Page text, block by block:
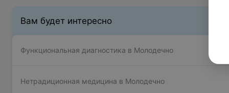
Вам будет интересно
Функциональная диагностика в Молодечно
Нетрадиционная медицина в Молодечно